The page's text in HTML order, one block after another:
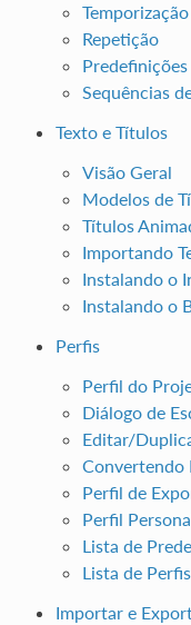
Temporização
Repetição
Sequências
Texto e Títulos
Visão Geral
Modelos de
Títulos
Importando
Instalando o
Instalando o
Perfis
Perfil do
Diálogo de
Editar/
Convertendo
Perfil de
Perfil
Lista de
Lista de Perfis
Importar e